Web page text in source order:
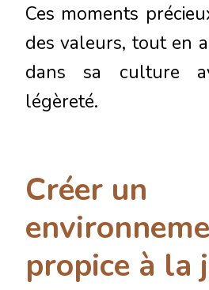
Ces moments
des valeurs, tout en
dans sa culture
légèreté.
Créer un
propice à la